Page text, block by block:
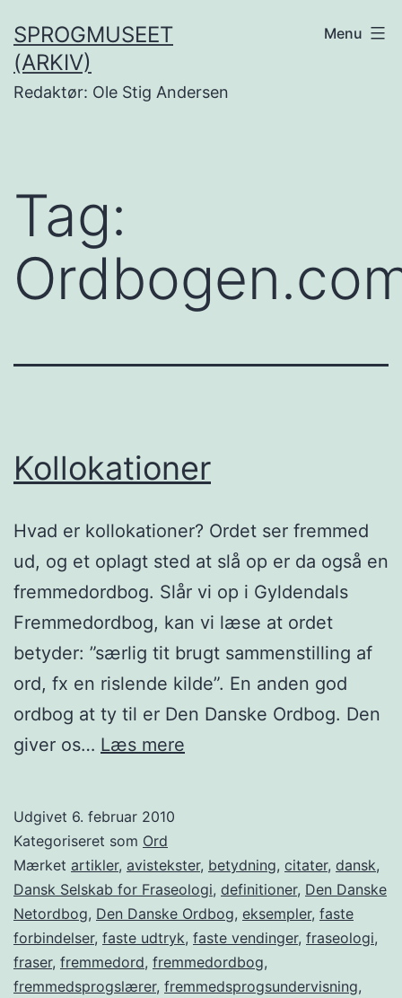
til
indhold
SPROGMUSEET
(ARKIV)
Redaktør: Ole Stig Andersen
Menu
Tag:
Kollokationer
Hvad er kollokationer? Ordet ser fremmed
ud, og et oplagt sted at slå op er da også en
fremmedordbog. Slår vi op i Gyldendals
Fremmedordbog, kan vi læse at ordet
betyder: ”særlig tit brugt sammenstilling af
ord, fx en rislende kilde”. En anden god
ordbog at ty til er Den Danske Ordbog. Den
giver os… Læs mere
Udgivet 6. februar 2010
Kategoriseret som Ord
Mærket artikler, avistekster, betydning, citater, dansk,
Dansk Selskab for Fraseologi, definitioner, Den Danske
Netordbog, Den Danske Ordbog, eksempler, faste
forbindelser, faste udtryk, faste vendinger, fraseologi,
fraser, fremmedord, fremmedordbog,
fremmedsprogslærer, fremmedsprogsundervisning,